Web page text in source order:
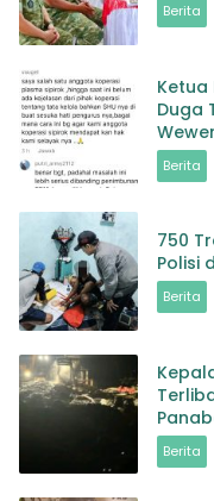
Berita
Ketua
Duga
Berita
750
Polisi
Berita
Berita